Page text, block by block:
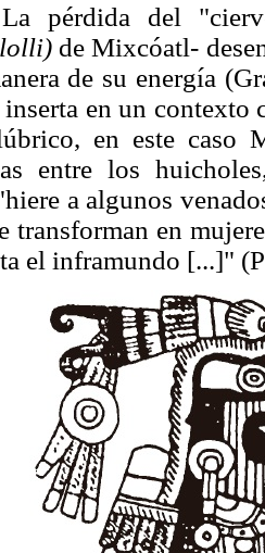
La pérdida del
de Mixcóatl-
de su energía
inserta en un contexto
en este caso
entre los
a algunos
transforman en
el inframundo [...]"